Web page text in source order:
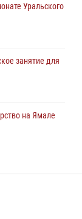
занятие для
Уральского
занятие для
на Ямале
охране